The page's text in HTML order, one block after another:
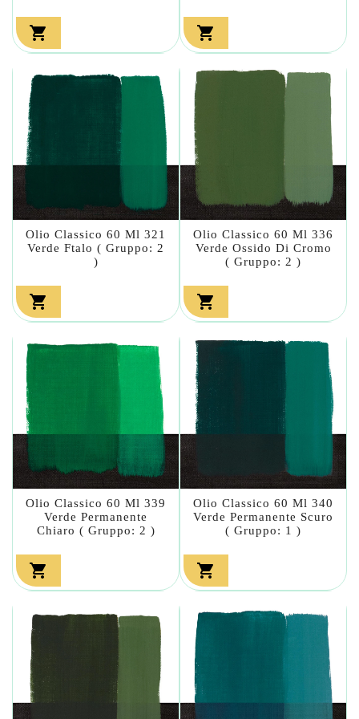
 
Olio Classico 60 Ml 321
Verde Ftalo ( Gruppo: 2
)

Olio Classico 60 Ml 336
Verde Ossido Di Cromo
( Gruppo: 2 )

Olio Classico 60 Ml 339
Verde Permanente
Chiaro ( Gruppo: 2 )

Olio Classico 60 Ml 340
Verde Permanente Scuro
( Gruppo: 1 )
